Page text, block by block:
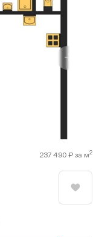
237 490 ₽ за м2